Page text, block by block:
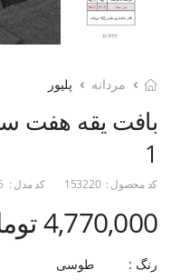
مردانه پلیور
بافت یقه هفت
1
کد محصول : 153220 کد مدل :
4,770,000 تومان
رنگ : طوسی